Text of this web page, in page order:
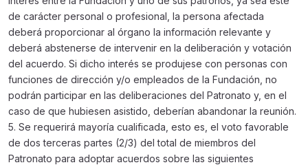
de carácter personal o profesional, la persona afectada
deberá proporcionar al órgano la información relevante y
deberá abstenerse de intervenir en la deliberación y votación
del acuerdo. Si dicho interés se produjese con personas con
funciones de dirección y/o empleados de la Fundación, no
podrán participar en las deliberaciones del Patronato y, en el
caso de que hubiesen asistido, deberían abandonar la reunión.
5. Se requerirá mayoría cualificada, esto es, el voto favorable
de dos terceras partes (2/3) del total de miembros del
Patronato para adoptar acuerdos sobre las siguientes